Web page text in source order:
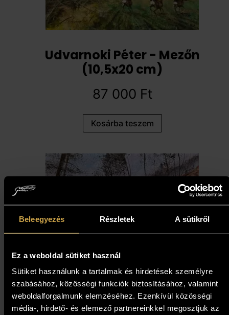
Beleegyezés Részletek A sütikről
Ez a weboldal sütiket használ
Sütiket használunk a tartalmak és hirdetések személyre
szabásához, közösségi funkciók biztosításához, valamint
weboldalforgalmunk elemzéséhez. Ezenkívül közösségi
média-, hirdető- és elemező partnereinkkel megosztjuk az
Udvarnoki Péter - Mezőn
(10,5x20 cm)
87 000 Ft
Kosárba teszem
Neogrády Antal - Égervölgyi
tó (40x60 cm)
379 000Ft